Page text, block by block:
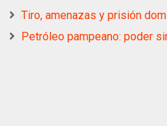
Tiro, amenazas y prisión
Petróleo pampeano: poder